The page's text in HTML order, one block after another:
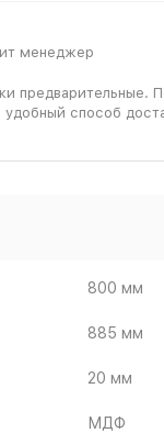
менеджер
предварительные.
удобный способ
800 мм
885 мм
20 мм
МДФ